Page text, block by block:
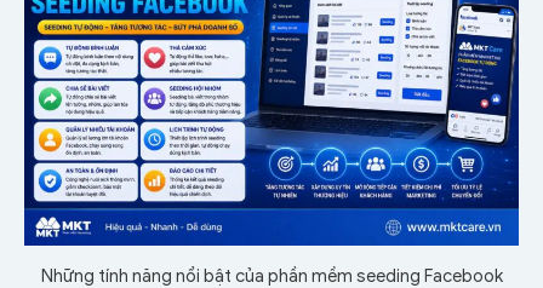
Những tính năng nổi bật của phần mềm seeding Facebook